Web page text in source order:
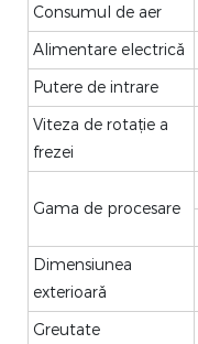
Consumul de aer
Alimentare electrică
Putere de intrare
Viteza de rotație a
frezei
Gama de procesare
Dimensiunea
exterioară
Greutate